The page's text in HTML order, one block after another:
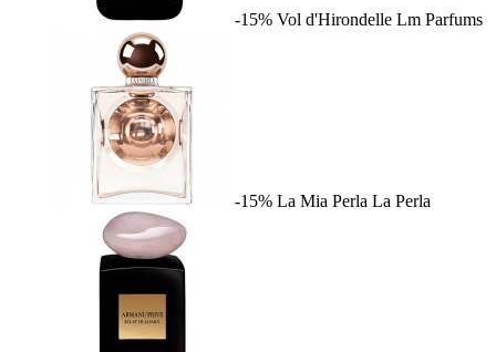
-15% Vol d'Hirondelle Lm Parfums
-15% La Mia Perla La Perla